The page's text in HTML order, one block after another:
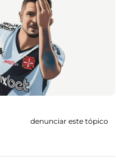
denunciar este tópico